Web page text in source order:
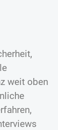
weit oben